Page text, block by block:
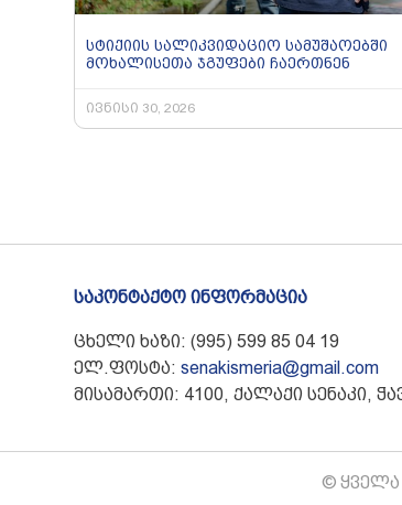
სტიქიის სალიკვიდაციო სამუშაოებში
მოხალისეთა ჯგუფები ჩაერთნენ
ივნისი 30, 2026
საკონტაქტო ინფორმაცია
ცხელი ხაზი: (995) 599 85 04 19
ელ.ფოსტა: senakismeria@gmail.com
მისამართი: 4100, ქალაქი სენაკი,
© ყველა